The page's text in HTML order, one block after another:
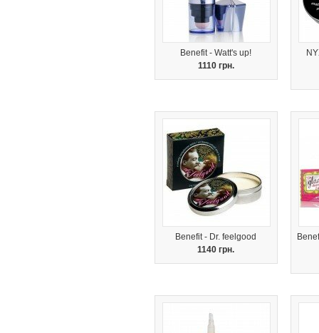
Benefit - Watt's up!
1110 грн.
Benefit - Dr. feelgood
1140 грн.